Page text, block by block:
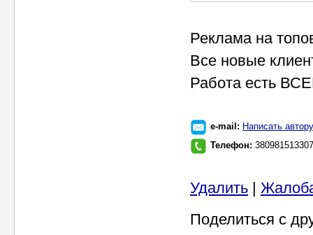
Реклама на
Все новые
Работа есть
e-mail: Написать автору
Телефон: 380981513307
Удалить |
Поделиться с